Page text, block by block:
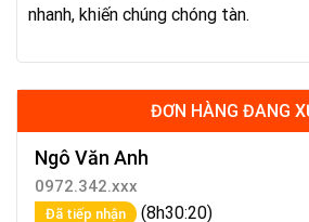
nhanh, khiến chúng chóng tàn.
ĐƠN HÀNG ĐANG
Ngô Văn Anh
0972.342.xxx
Đã tiếp nhận (8h30:20)